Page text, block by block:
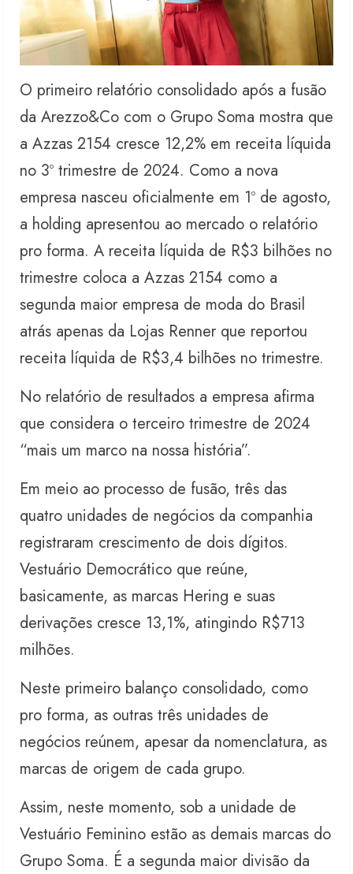
O primeiro relatório consolidado após a fusão
da Arezzo&Co com o Grupo Soma mostra que
a Azzas 2154 cresce 12,2% em receita líquida
no 3º trimestre de 2024. Como a nova
empresa nasceu oficialmente em 1º de agosto,
a holding apresentou ao mercado o relatório
pro forma. A receita líquida de R$3 bilhões no
trimestre coloca a Azzas 2154 como a
segunda maior empresa de moda do Brasil
atrás apenas da Lojas Renner que reportou
receita líquida de R$3,4 bilhões no trimestre.
No relatório de resultados a empresa afirma
que considera o terceiro trimestre de 2024
“mais um marco na nossa história”.
Em meio ao processo de fusão, três das
quatro unidades de negócios da companhia
registraram crescimento de dois dígitos.
Vestuário Democrático que reúne,
basicamente, as marcas Hering e suas
derivações cresce 13,1%, atingindo R$713
milhões.
Neste primeiro balanço consolidado, como
pro forma, as outras três unidades de
negócios reúnem, apesar da nomenclatura, as
marcas de origem de cada grupo.
Assim, neste momento, sob a unidade de
Vestuário Feminino estão as demais marcas do
Grupo Soma. É a segunda maior divisão da